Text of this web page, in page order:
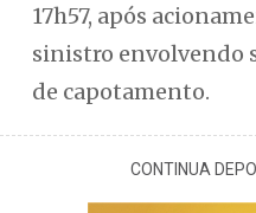
17h57, após
sinistro envolvendo
de capotamento.
CONTINUA